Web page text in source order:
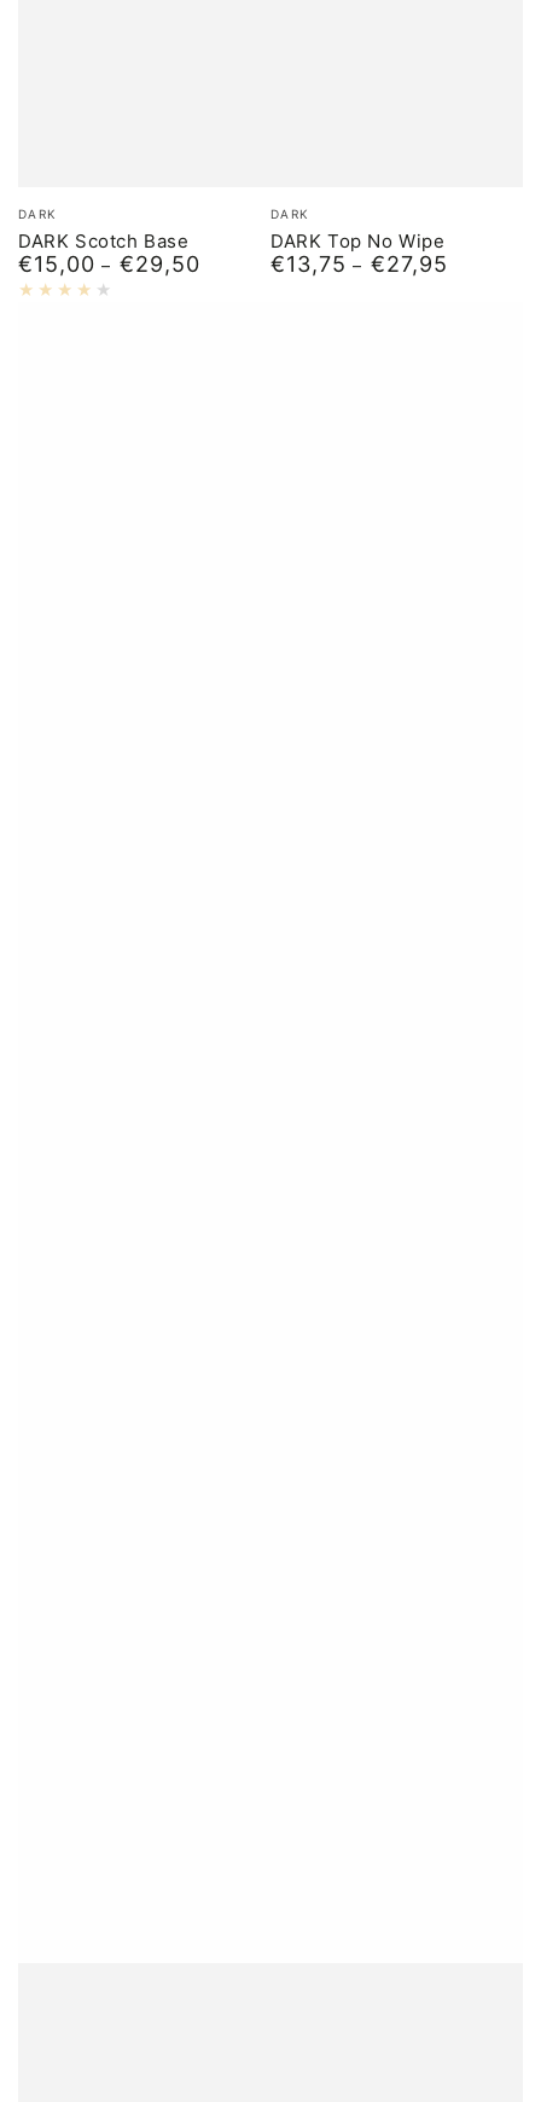
Merk:
DARK
DARK Scotch Base
Normale
prijs
€15,00 €29,50
Merk:
DARK
DARK Top No Wipe
Normale
€13,75 €27,95